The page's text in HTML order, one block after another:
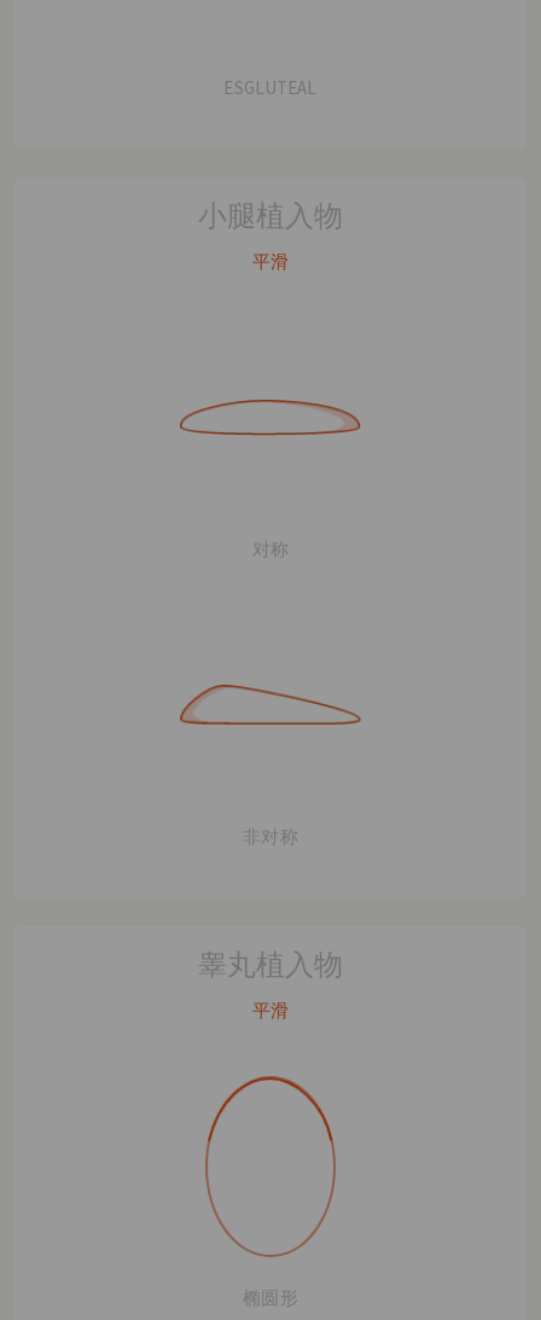
ESGLUTEAL
小腿植入物
平滑
对称
非对称
睾丸植入物
平滑
椭圆形